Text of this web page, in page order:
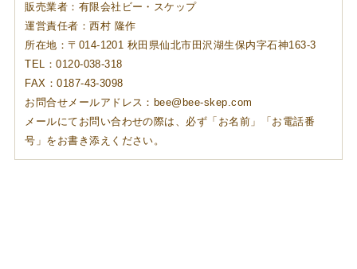
販売業者：有限会社ビー・スケップ
運営責任者：西村 隆作
所在地：〒014-1201 秋田県仙北市田沢湖生保内字石神163-3
TEL：0120-038-318
FAX：0187-43-3098
お問合せメールアドレス：bee@bee-skep.com
メールにてお問い合わせの際は、必ず「お名前」「お電話番
号」をお書き添えください。